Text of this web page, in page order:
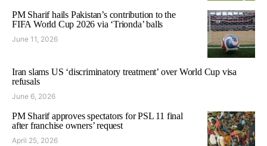
PM Sharif hails Pakistan’s contribution to the
FIFA World Cup 2026 via ‘Trionda’ balls
June 11, 2026
Iran slams US ‘discriminatory treatment’ over World Cup visa
refusals
June 6, 2026
PM Sharif approves spectators for PSL 11 final
after franchise owners’ request
April 25, 2026